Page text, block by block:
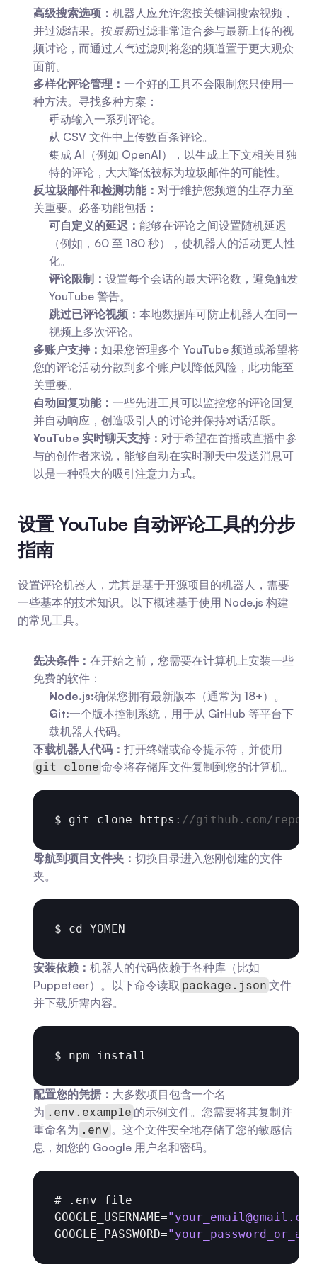
高级搜索选项： 机器人应允许您按关键词搜索视频，
并过滤结果。按最新过滤非常适合参与最新上传的视
频讨论，而通过 人气过滤则将您的频道置于更大观众
面前。
多样化评论管理： 一个好的工具不会限制您只使用一
种方法。寻找多种方案：
手动输入一系列评论。
从 CSV 文件中上传数百条评论。
集成 AI（例如 OpenAI），以生成上下文相关且独
特的评论，大大降低被标为垃圾邮件的可能性。
反垃圾邮件和检测功能： 对于维护您频道的生存力至
关重要。必备功能包括：
可自定义的延迟： 能够在评论之间设置随机延迟
（例如，60 至 180 秒），使机器人的活动更人性
化。
评论限制： 设置每个会话的最大评论数，避免触发
YouTube 警告。
跳过已评论视频： 本地数据库可防止机器人在同一
视频上多次评论。
多账户支持： 如果您管理多个 YouTube 频道或希望将
您的评论活动分散到多个账户以降低风险，此功能至
关重要。
自动回复功能： 一些先进工具可以监控您的评论回复
并自动响应，创造吸引人的讨论并保持对话活跃。
YouTube 实时聊天支持： 对于希望在首播或直播中参
与的创作者来说，能够自动在实时聊天中发送消息可
以是一种强大的吸引注意力方式。
设置 YouTube 自动评论工具的分步
指南
设置评论机器人，尤其是基于开源项目的机器人，需要
一些基本的技术知识。以下概述基于使用 Node.js 构建
的常见工具。
先决条件： 在开始之前，您需要在计算机上安装一些
免费的软件：
Node.js:确保您拥有最新版本（通常为 18+）。
Git:一个版本控制系统，用于从 GitHub 等平台下
载机器人代码。
下载机器人代码： 打开终端或命令提示符，并使用
git clone 命令将存储库文件复制到您的计算机。
$ git clone https : //github.com/
导航到项目文件夹： 切换目录进入您刚创建的文件
夹。
$ cd YOMEN
安装依赖： 机器人的代码依赖于各种库（比如
Puppeteer）。以下命令读取 package.json 文件
并下载所需内容。
$ npm install
配置您的凭据： 大多数项目包含一个名
为 .env.example 的示例文件。您需要将其复制并
重命名为 .env 。这个文件安全地存储了您的敏感信
息，如您的 Google 用户名和密码。
# . env file
GOOGLE_USERNAME=" your_email@gmail.com
GOOGLE_PASSWORD=